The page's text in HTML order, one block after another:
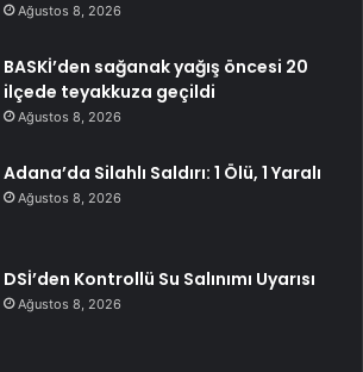
Ağustos 8, 2026
BASKİ’den sağanak yağış öncesi 20
ilçede teyakkuza geçildi
Ağustos 8, 2026
Adana’da Silahlı Saldırı: 1 Ölü, 1 Yaralı
Ağustos 8, 2026
DSİ’den Kontrollü Su Salınımı Uyarısı
Ağustos 8, 2026